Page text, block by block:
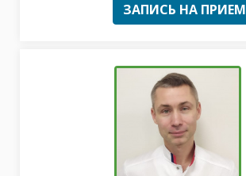
ЗАПИСЬ НА ПРИЕМ